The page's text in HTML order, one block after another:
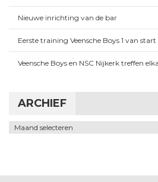
Nieuwe inrichting van de bar
Eerste training Veensche Boys 1 van start
Veensche Boys en NSC Nijkerk treffen
ARCHIEF
Archief